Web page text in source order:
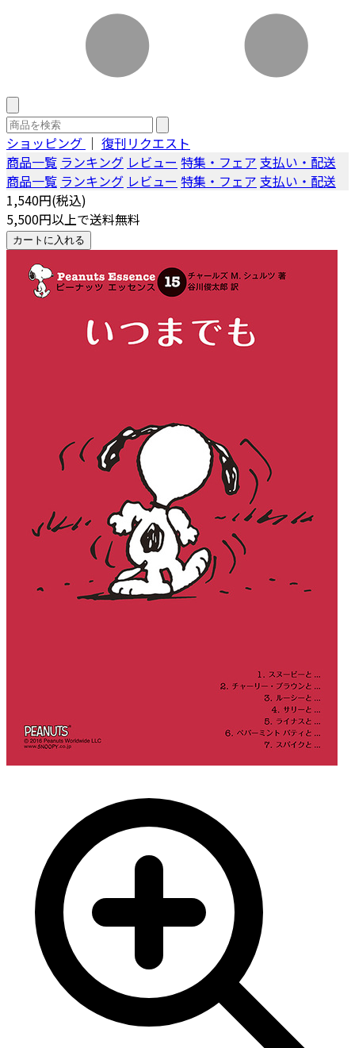
ショッピング ｜ 復刊リクエスト
商品一覧 ランキング レビュー 特集・フェア 支払い・配送
商品一覧 ランキング レビュー 特集・フェア 支払い・配送
1,540円(税込)
5,500円以上で送料無料
カートに入れる